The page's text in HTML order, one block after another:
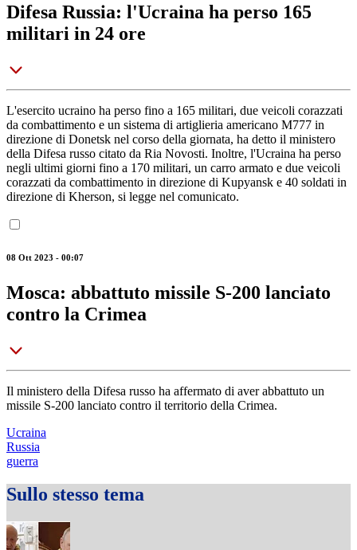
Difesa Russia: l'Ucraina ha perso 165
militari in 24 ore
L'esercito ucraino ha perso fino a 165 militari, due veicoli corazzati
da combattimento e un sistema di artiglieria americano M777 in
direzione di Donetsk nel corso della giornata, ha detto il ministero
della Difesa russo citato da Ria Novosti. Inoltre, l'Ucraina ha perso
negli ultimi giorni fino a 170 militari, un carro armato e due veicoli
corazzati da combattimento in direzione di Kupyansk e 40 soldati in
direzione di Kherson, si legge nel comunicato.
08 Ott 2023 - 00:07
Mosca: abbattuto missile S-200 lanciato
contro la Crimea
Il ministero della Difesa russo ha affermato di aver abbattuto un
missile S-200 lanciato contro il territorio della Crimea.
Ucraina
Russia
guerra
Sullo stesso tema